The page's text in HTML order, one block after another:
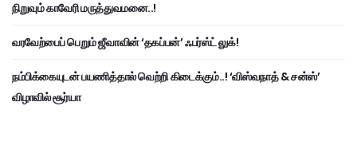
நிறுவும் காவேரி மருத்துவமனை..!
வரவேற்பைப் பெறும் ஜீவாவின் ‘தகப்பன்’ ஃபர்ஸ்ட் லுக்!
நம்பிக்கையுடன் பயணித்தால் வெற்றி கிடைக்கும்..! ‘விஸ்வநாத் & சன்ஸ்’
விழாவில் சூர்யா